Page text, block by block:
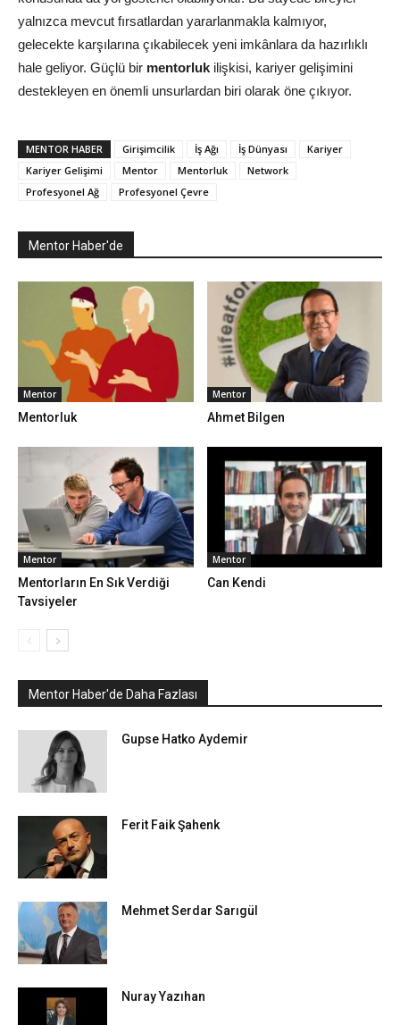
yalnızca mevcut fırsatlardan yararlanmakla kalmıyor,
gelecekte karşılarına çıkabilecek yeni imkânlara da hazırlıklı
hale geliyor. Güçlü bir mentorluk ilişkisi, kariyer gelişimini
destekleyen en önemli unsurlardan biri olarak öne çıkıyor.
MENTOR HABER Girişimcilik İş Ağı İş Dünyası
Kariyer
Kariyer Gelişimi
Mentor Mentorluk
Network
Profesyonel Ağ
Profesyonel Çevre
Mentor Haber'de
Mentor
Mentorluk
Mentor
Ahmet Bilgen
Mentor
Mentorların En Sık Verdiği
Tavsiyeler
Mentor
Can Kendi
Mentor Haber'de Daha Fazlası
Gupse Hatko Aydemir
Ferit Faik Şahenk
Mehmet Serdar Sarıgül
Nuray Yazıhan